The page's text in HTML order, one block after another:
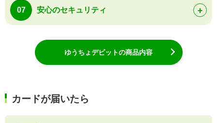
07 安心のセキュリティ
ゆうちょデビットの商品内容
カードが届いたら